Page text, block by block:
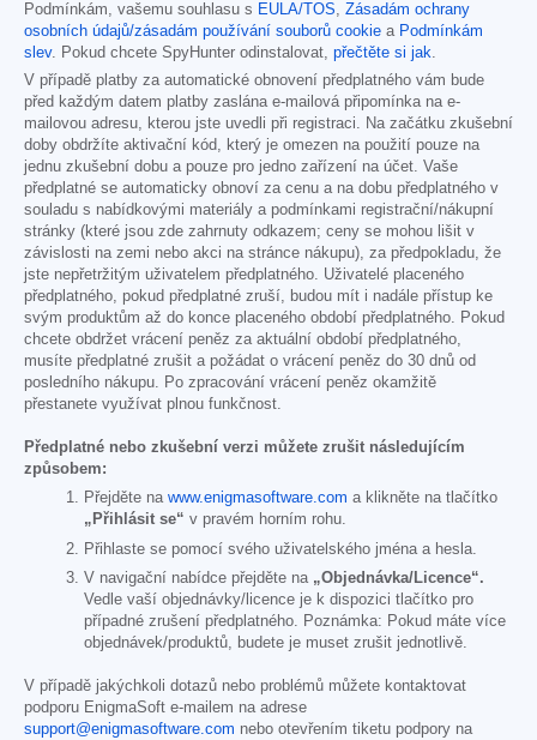
Podmínkám, vašemu souhlasu s EULA/TOS, Zásadám ochrany
osobních údajů/zásadám používání souborů cookie a Podmínkám
slev. Pokud chcete SpyHunter odinstalovat, přečtěte si jak.
V případě platby za automatické obnovení předplatného vám bude
před každým datem platby zaslána e-mailová připomínka na e-
mailovou adresu, kterou jste uvedli při registraci. Na začátku zkušební
doby obdržíte aktivační kód, který je omezen na použití pouze na
jednu zkušební dobu a pouze pro jedno zařízení na účet. Vaše
předplatné se automaticky obnoví za cenu a na dobu předplatného v
souladu s nabídkovými materiály a podmínkami registrační/nákupní
stránky (které jsou zde zahrnuty odkazem; ceny se mohou lišit v
závislosti na zemi nebo akci na stránce nákupu), za předpokladu, že
jste nepřetržitým uživatelem předplatného. Uživatelé placeného
předplatného, pokud předplatné zruší, budou mít i nadále přístup ke
svým produktům až do konce placeného období předplatného. Pokud
chcete obdržet vrácení peněz za aktuální období předplatného,
musíte předplatné zrušit a požádat o vrácení peněz do 30 dnů od
posledního nákupu. Po zpracování vrácení peněz okamžitě
přestanete využívat plnou funkčnost.
Předplatné nebo zkušební verzi můžete zrušit následujícím
způsobem:
Přejděte na www.enigmasoftware.com a klikněte na tlačítko
„Přihlásit se“ v pravém horním rohu.
Přihlaste se pomocí svého uživatelského jména a hesla.
V navigační nabídce přejděte na „Objednávka/Licence“.
Vedle vaší objednávky/licence je k dispozici tlačítko pro
případné zrušení předplatného. Poznámka: Pokud máte více
objednávek/produktů, budete je muset zrušit jednotlivě.
V případě jakýchkoli dotazů nebo problémů můžete kontaktovat
podporu EnigmaSoft e-mailem na adrese
support@enigmasoftware.com nebo otevřením tiketu podpory na